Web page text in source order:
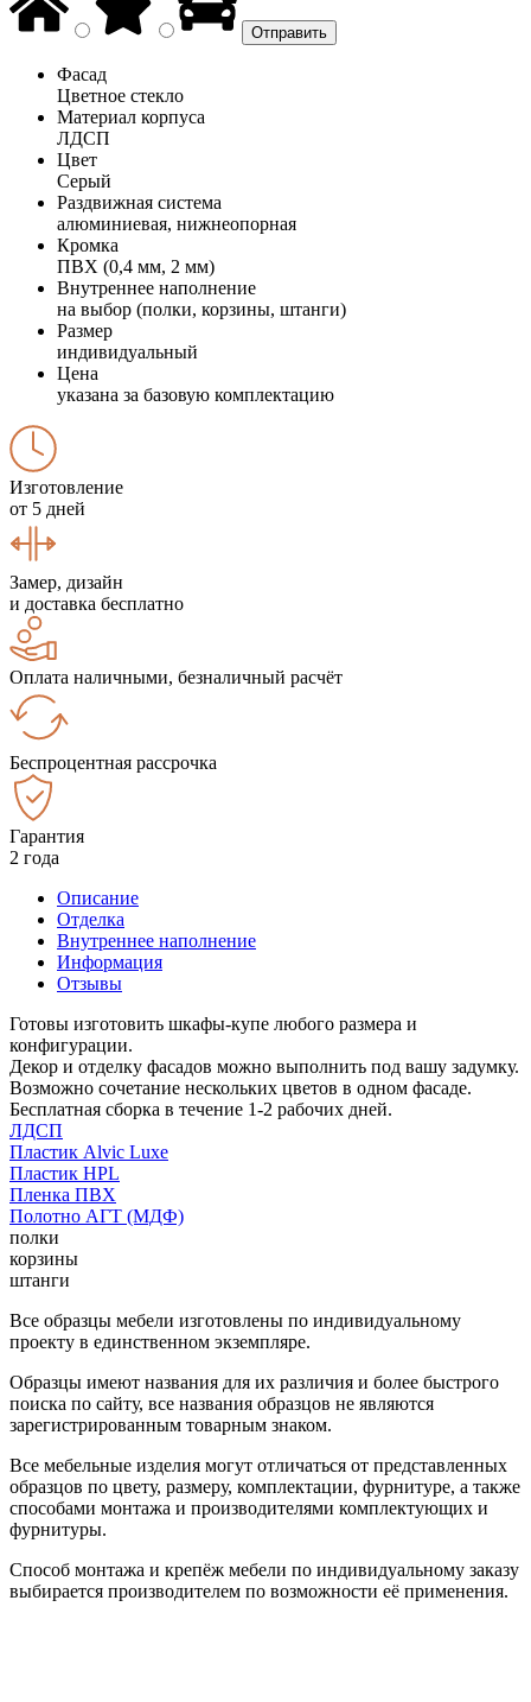
Фасад
Цветное стекло
Материал корпуса
ЛДСП
Цвет
Серый
Раздвижная система
алюминиевая, нижнеопорная
Кромка
ПВХ (0,4 мм, 2 мм)
Внутреннее наполнение
на выбор (полки, корзины, штанги)
Размер
индивидуальный
Цена
указана за базовую комплектацию
Изготовление
от 5 дней
Замер, дизайн
и доставка бесплатно
Оплата наличными, безналичный расчёт
Беспроцентная рассрочка
Гарантия
2 года
Описание
Отделка
Внутреннее наполнение
Информация
Отзывы
Готовы изготовить шкафы-купе любого размера и
конфигурации.
Декор и отделку фасадов можно выполнить под вашу задумку.
Возможно сочетание нескольких цветов в одном фасаде.
Бесплатная сборка в течение 1-2 рабочих дней.
ЛДСП
Пластик Alvic Luxe
Пластик HPL
Пленка ПВХ
Полотно АГТ (МДФ)
полки
корзины
штанги
Все образцы мебели изготовлены по индивидуальному
проекту в единственном экземпляре.
Образцы имеют названия для их различия и более быстрого
поиска по сайту, все названия образцов не являются
зарегистрированным товарным знаком.
Все мебельные изделия могут отличаться от представленных
образцов по цвету, размеру, комплектации, фурнитуре, а также
способами монтажа и производителями комплектующих и
фурнитуры.
Способ монтажа и крепёж мебели по индивидуальному заказу
выбирается производителем по возможности её применения.